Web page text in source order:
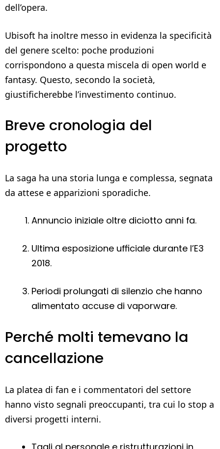
dell’opera.
Ubisoft ha inoltre messo in evidenza la specificità
del genere scelto: poche produzioni
corrispondono a questa miscela di open world e
fantasy. Questo, secondo la società,
giustificherebbe l’investimento continuo.
Breve cronologia del
progetto
La saga ha una storia lunga e complessa, segnata
da attese e apparizioni sporadiche.
Annuncio iniziale oltre diciotto anni fa.
Ultima esposizione ufficiale durante l’E3
2018.
Periodi prolungati di silenzio che hanno
alimentato accuse di vaporware.
Perché molti temevano la
cancellazione
La platea di fan e i commentatori del settore
hanno visto segnali preoccupanti, tra cui lo stop a
diversi progetti interni.